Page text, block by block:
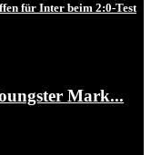
für Inter beim 2:0-Test
Mark...